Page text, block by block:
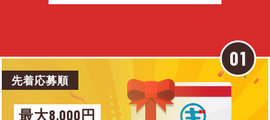
先着応募順
最大8,000円